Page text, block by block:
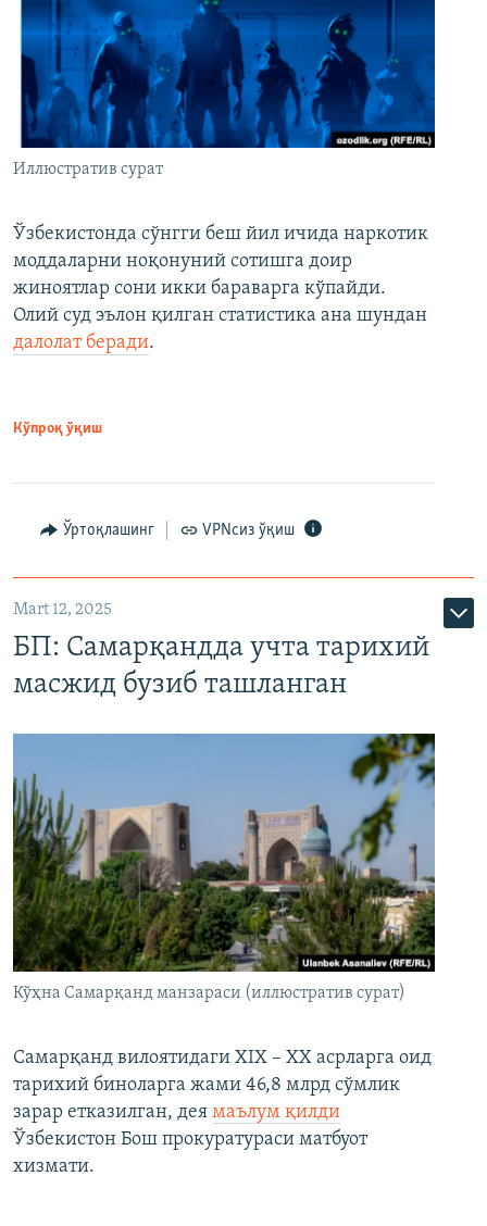
Иллюстратив сурат
Ўзбекистонда сўнгги беш йил ичида наркотик
моддаларни ноқонуний сотишга доир
жиноятлар сони икки бараварга кўпайди.
Олий суд эълон қилган статистика ана шундан
далолат беради.
Кўпроқ ўқиш
Ўртоқлашинг VPNсиз ўқиш
Mart 12, 2025
БП: Самарқандда учта тарихий
масжид бузиб ташланган
Кўҳна Самарқанд манзараси (иллюстратив сурат)
Самарқанд вилоятидаги XIX – XX асрларга оид
тарихий биноларга жами 46,8 млрд сўмлик
зарар етказилган, дея маълум қилди
Ўзбекистон Бош прокуратураси матбуот
хизмати.